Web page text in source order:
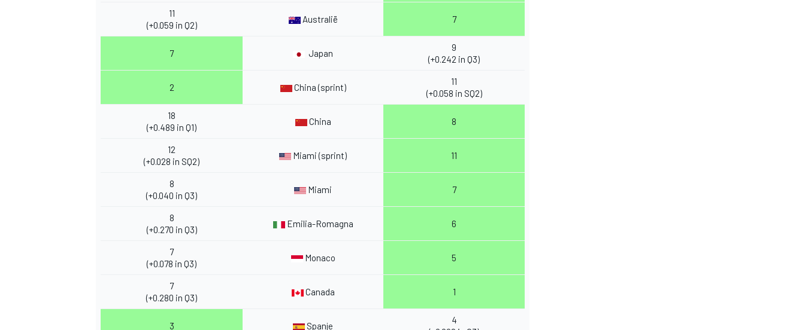
11
(+0.059 in Q2)
Australië 7
7 Japan
9
(+0.242 in Q3)
2 China (sprint)
11
(+0.058 in SQ2)
18
(+0.489 in Q1)
China 8
12
(+0.028 in SQ2)
Miami (sprint) 11
8
(+0.040 in Q3)
Miami 7
8
(+0.270 in Q3)
Emilia-Romagna 6
7
(+0.078 in Q3)
Monaco 5
7
(+0.280 in Q3)
Canada 1
3 Spanje
4